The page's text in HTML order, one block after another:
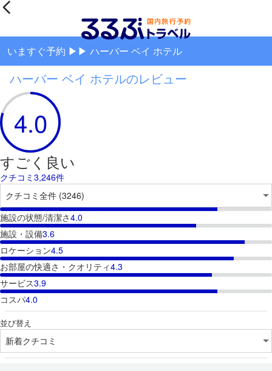
いますぐ予約 ▶▶ ハーバー ベイ ホテル
ハーバー ベイ ホテルのレビュー
4.0
すごく良い
クチコミ3,246件
施設の状態/清潔さ4.0
施設・設備3.6
ロケーション4.5
お部屋の快適さ・クオリティ4.3
サービス3.9
コスパ4.0
並び替え